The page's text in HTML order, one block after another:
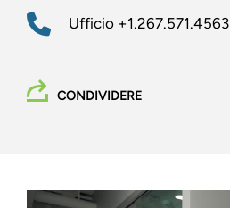
Ufficio +1.267.571.4563
CONDIVIDERE